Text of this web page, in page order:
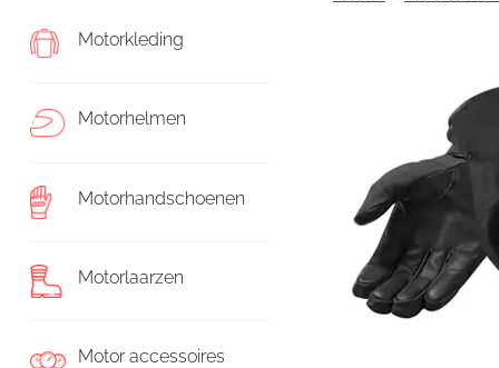
Motorkleding
Motorhelmen
Motorhandschoenen
Motorlaarzen
Motor accessoires